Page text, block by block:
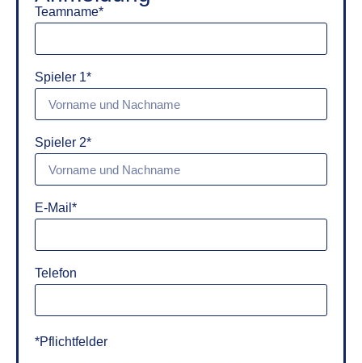
Teamname*
Spieler 1*
Spieler 2*
E-Mail*
Telefon
*Pflichtfelder